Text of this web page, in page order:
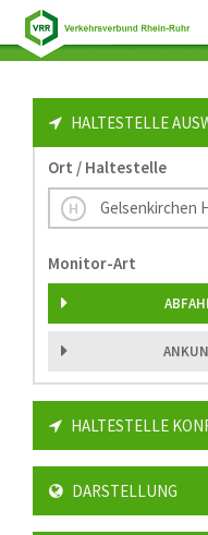
HALTESTELLE
Ort / Haltestelle
Gelsenkirchen
Monitor-Art
HALTESTELLE
DARSTELLUNG
- Altenbochum -
- Altenbochum -